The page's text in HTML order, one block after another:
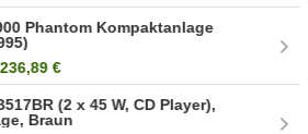
Phantom Kompaktanlage
236,89 €
(2 x 45 W, CD Player),
Braun